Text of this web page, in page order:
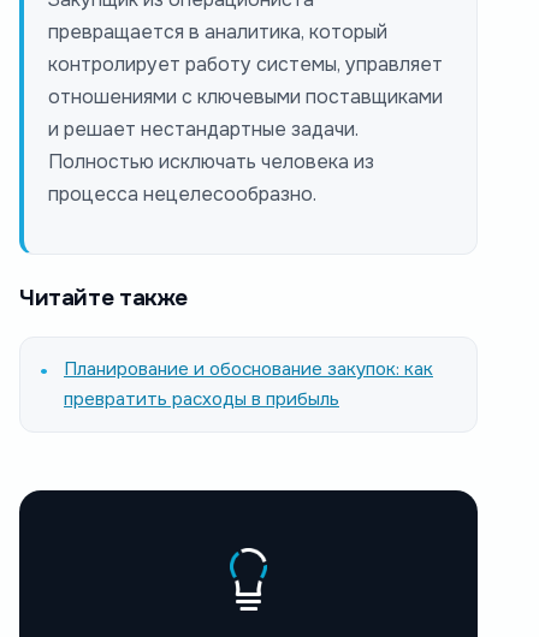
превращается в аналитика, который
контролирует работу системы, управляет
отношениями с ключевыми поставщиками
и решает нестандартные задачи.
Полностью исключать человека из
процесса нецелесообразно.
Читайте также
Планирование и обоснование закупок: как
превратить расходы в прибыль